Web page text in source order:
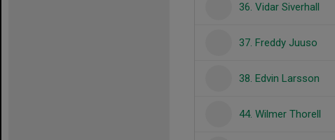
36. Vidar Siverhall
37. Freddy Juuso
38. Edvin Larsson
44. Wilmer Thorell